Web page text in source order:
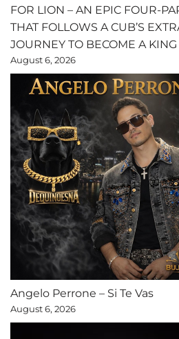
FOR LION – AN EPIC FOUR-
THAT FOLLOWS A CUB’S
JOURNEY TO BECOME A KING
August 6, 2026
Angelo Perrone – Si Te Vas
August 6, 2026